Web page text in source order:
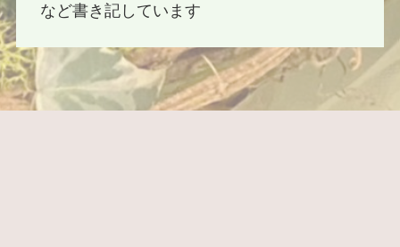
など書き記しています